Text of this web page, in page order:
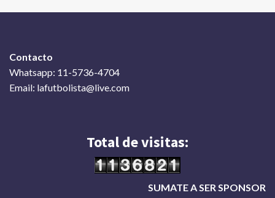
Contacto
Whatsapp: 11-5736-4704
Email: lafutbolista@live.com
Total de visitas:
SUMATE A SER SPONSOR